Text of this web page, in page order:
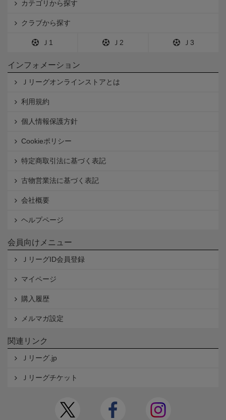
カテゴリから探す
クラブから探す
Ｊ1 Ｊ2 Ｊ3
インフォメーション
Ｊリーグオンラインストアとは
利用規約
個人情報保護方針
Cookieポリシー
特定商取引法に基づく表記
古物営業法に基づく表記
会社概要
ヘルプページ
会員向けメニュー
ＪリーグID会員登録
マイページ
購入履歴
メルマガ設定
関連リンク
Ｊリーグ.jp
Ｊリーグチケット